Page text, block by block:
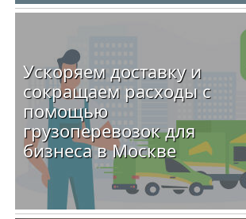
Ускоряем доставку и
сокращаем расходы с
помощью
грузоперевозок для
бизнеса в Москве